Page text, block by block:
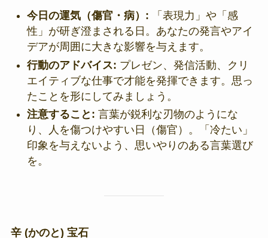
今日の運気（傷官・病）: 「表現力」や「感
性」が研ぎ澄まされる日。あなたの発言やアイ
デアが周囲に大きな影響を与えます。
行動のアドバイス: プレゼン、発信活動、クリ
エイティブな仕事で才能を発揮できます。思っ
たことを形にしてみましょう。
注意すること: 言葉が鋭利な刃物のようにな
り、人を傷つけやすい日（傷官）。「冷たい」
印象を与えないよう、思いやりのある言葉選び
を。
辛 (かのと) 宝石